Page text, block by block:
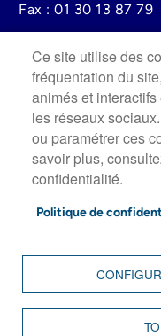
Fax : 01 30 13 87 79
Lundi au mercredi :
Jeudi : 13h30 à
Vendredi : 8h30 à
Fermée le Samedi.
Image
FOOTER
Ce site utilise des
fréquentation du
animés et
les réseaux
ou paramétrer ces
savoir plus,
confidentialité.
Politique de